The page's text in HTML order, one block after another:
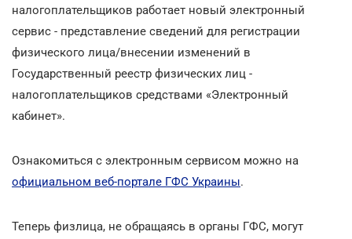
налогоплательщиков работает новый электронный
сервис - представление сведений для регистрации
физического лица/внесении изменений в
Государственный реестр физических лиц -
налогоплательщиков средствами «Электронный
кабинет».
Ознакомиться с электронным сервисом можно на
официальном веб-портале ГФС Украины.
Теперь физлица, не обращаясь в органы ГФС, могут